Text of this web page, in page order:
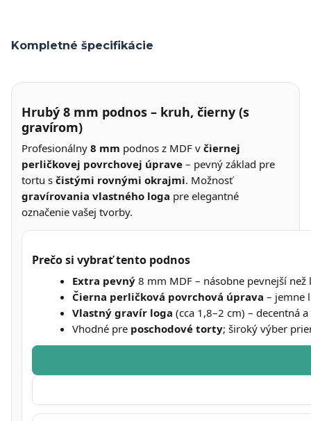
Kompletné špecifikácie
Hrubý 8 mm podnos – kruh, čierny (s
gravírom)
Profesionálny 8 mm podnos z MDF v čiernej
perličkovej povrchovej úprave – pevný základ pre
tortu s čistými rovnými okrajmi. Možnosť
gravírovania vlastného loga pre elegantné
označenie vašej tvorby.
Prečo si vybrať tento podnos
Extra pevný 8 mm MDF – násobne pevnejší
Čierna perličková povrchová úprava – jemne
Vlastný gravír loga (cca 1,8–2 cm) – decentná
Vhodné pre poschodové torty; široký výber